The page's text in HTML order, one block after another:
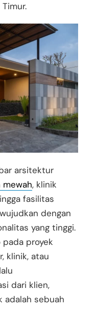
arsitektur
mewah, klinik
fasilitas
dengan
yang tinggi.
proyek
klinik, atau
dari klien,
adalah sebuah